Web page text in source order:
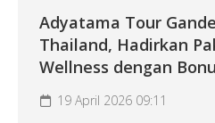
Adyatama Tour
Thailand, Hadirkan
Wellness dengan
19 April 2026 09:11